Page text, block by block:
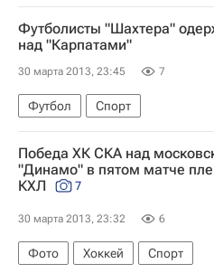
Косово
Европа Весь
Футболисты "Шахтера"
над "Карпатами"
30 марта 2013, 23:45 7
Футбол
Спорт
Мультимедийный спортивный
Шахтер
Ярослав Ракицкий
Алекс Тейшейра
Чемпионат Украины по футболу
Победа ХК СКА над
"Динамо" в пятом матче
КХЛ
7
30 марта 2013, 23:32 6
Фото Хоккей
Спорт